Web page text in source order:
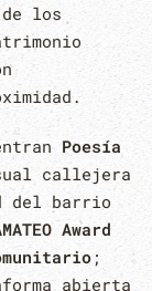
los
Poesía
callejera
del barrio
Award
;
abierta